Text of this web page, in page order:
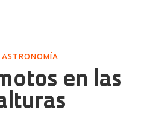
ASTRONOMÍA
en las